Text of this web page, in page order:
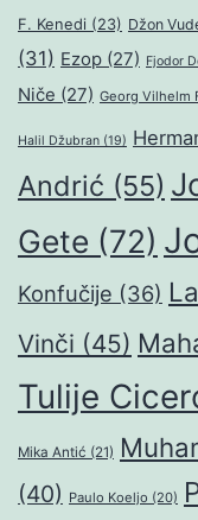
F. Kenedi (23) Džon
(31) Ezop (27) Fjodor
Niče (27) Georg Vilhelm
Halil Džubran (19)
Andrić (55)
Gete (72)
Konfučije (36)
Vinči (45)
Tulije
Mika Antić (21)
(40) Paulo Koeljo (20)